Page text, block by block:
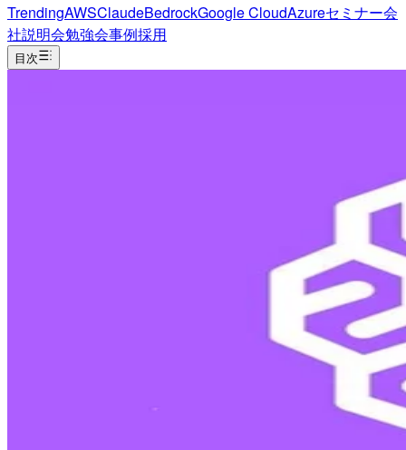
TrendingAWSClaudeBedrockGoogle CloudAzureセミナー会
社説明会勉強会事例採用
目次